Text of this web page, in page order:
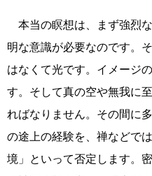
本当の瞑想は、まず強烈
明な意識が必要なのです。
はなくて光です。イメージ
す。そして真の空や無我に
ればなりません。その間に
の途上の経験を、禅などで
境」といって否定します。